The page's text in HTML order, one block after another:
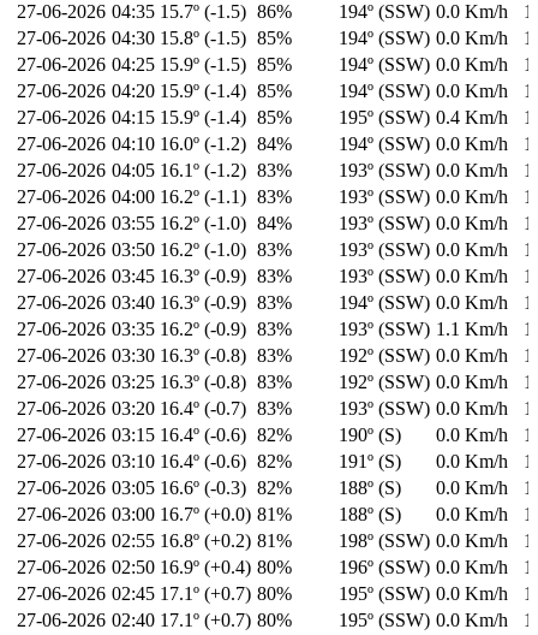
27-06-2026 04:35 15.7º (-1.5) 86% 194º (SSW) 0.0 Km/h
27-06-2026 04:30 15.8º (-1.5) 85% 194º (SSW) 0.0 Km/h
27-06-2026 04:25 15.9º (-1.5) 85% 194º (SSW) 0.0 Km/h
27-06-2026 04:20 15.9º (-1.4) 85% 194º (SSW) 0.0 Km/h
27-06-2026 04:15 15.9º (-1.4) 85% 195º (SSW) 0.4 Km/h
27-06-2026 04:10 16.0º (-1.2) 84% 194º (SSW) 0.0 Km/h
27-06-2026 04:05 16.1º (-1.2) 83% 193º (SSW) 0.0 Km/h
27-06-2026 04:00 16.2º (-1.1) 83% 193º (SSW) 0.0 Km/h
27-06-2026 03:55 16.2º (-1.0) 84% 193º (SSW) 0.0 Km/h
27-06-2026 03:50 16.2º (-1.0) 83% 193º (SSW) 0.0 Km/h
27-06-2026 03:45 16.3º (-0.9) 83% 193º (SSW) 0.0 Km/h
27-06-2026 03:40 16.3º (-0.9) 83% 194º (SSW) 0.0 Km/h
27-06-2026 03:35 16.2º (-0.9) 83% 193º (SSW) 1.1 Km/h
27-06-2026 03:30 16.3º (-0.8) 83% 192º (SSW) 0.0 Km/h
27-06-2026 03:25 16.3º (-0.8) 83% 192º (SSW) 0.0 Km/h
27-06-2026 03:20 16.4º (-0.7) 83% 193º (SSW) 0.0 Km/h
27-06-2026 03:15 16.4º (-0.6) 82% 190º (S) 0.0 Km/h
27-06-2026 03:10 16.4º (-0.6) 82% 191º (S) 0.0 Km/h
27-06-2026 03:05 16.6º (-0.3) 82% 188º (S) 0.0 Km/h
27-06-2026 03:00 16.7º (+0.0) 81% 188º (S) 0.0 Km/h
27-06-2026 02:55 16.8º (+0.2) 81% 198º (SSW) 0.0 Km/h
27-06-2026 02:50 16.9º (+0.4) 80% 196º (SSW) 0.0 Km/h
27-06-2026 02:45 17.1º (+0.7) 80% 195º (SSW) 0.0 Km/h
27-06-2026 02:40 17.1º (+0.7) 80% 195º (SSW) 0.0 Km/h